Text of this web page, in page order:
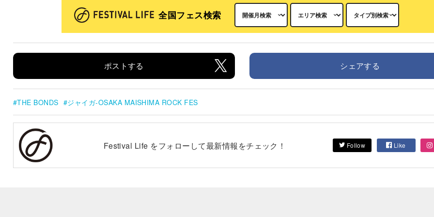
全国フェス検索
ポストする シェアする
THE BONDS ジャイガ-OSAKA MAISHIMA ROCK FES
Festival Life をフォローして最新情報をチェック！ Follow Like